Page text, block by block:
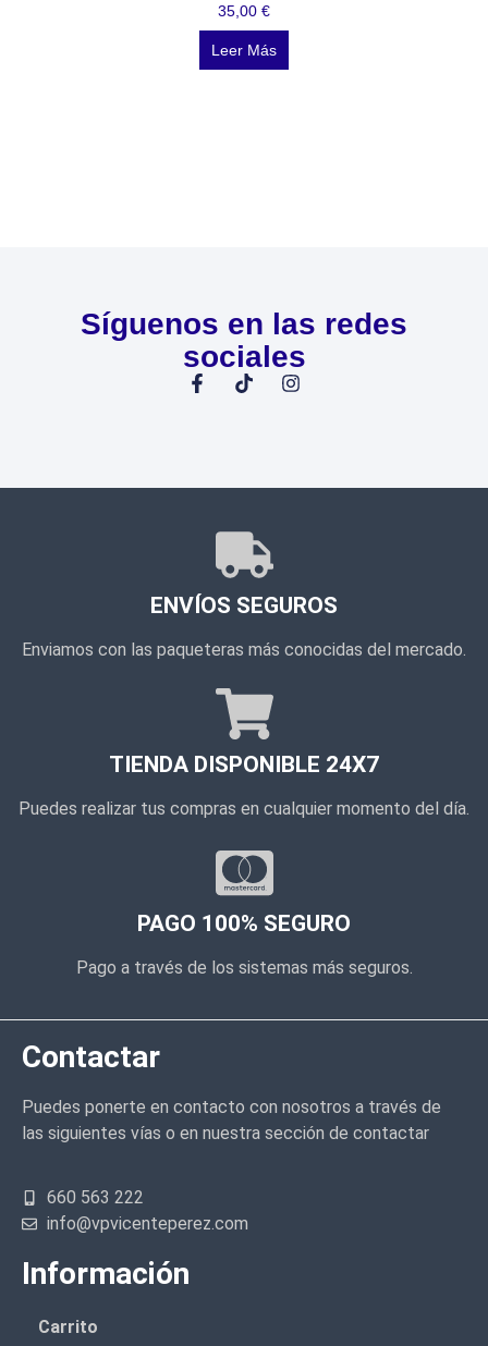
35,00 €
Leer Más
Síguenos en las redes
sociales
ENVÍOS SEGUROS
Enviamos con las paqueteras más conocidas del mercado.
TIENDA DISPONIBLE 24X7
Puedes realizar tus compras en cualquier momento del día.
PAGO 100% SEGURO
Pago a través de los sistemas más seguros.
Contactar
Puedes ponerte en contacto con nosotros a través de
las siguientes vías o en nuestra sección de contactar
660 563 222
info@vpvicenteperez.com
Información
Carrito